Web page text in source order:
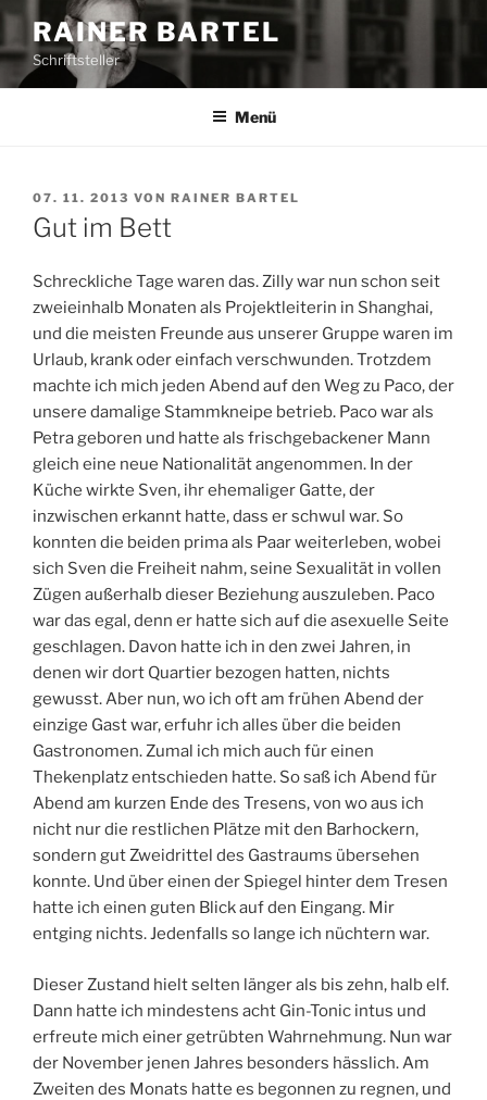
Z
m
I
RAINER BARTEL
Schriftsteller
Menü
V
E
R
F
E
N
T
I
C
H
A
M
07. 11. 2013 VON RAINER BARTEL
Gut im Bett
Schreckliche Tage waren das. Zilly war nun schon seit
zweieinhalb Monaten als Projektleiterin in Shanghai,
und die meisten Freunde aus unserer Gruppe waren im
Urlaub, krank oder einfach verschwunden. Trotzdem
machte ich mich jeden Abend auf den Weg zu Paco, der
unsere damalige Stammkneipe betrieb. Paco war als
Petra geboren und hatte als frischgebackener Mann
gleich eine neue Nationalität angenommen. In der
Küche wirkte Sven, ihr ehemaliger Gatte, der
inzwischen erkannt hatte, dass er schwul war. So
konnten die beiden prima als Paar weiterleben, wobei
sich Sven die Freiheit nahm, seine Sexualität in vollen
Zügen außerhalb dieser Beziehung auszuleben. Paco
war das egal, denn er hatte sich auf die asexuelle Seite
geschlagen. Davon hatte ich in den zwei Jahren, in
denen wir dort Quartier bezogen hatten, nichts
gewusst. Aber nun, wo ich oft am frühen Abend der
einzige Gast war, erfuhr ich alles über die beiden
Gastronomen. Zumal ich mich auch für einen
Thekenplatz entschieden hatte. So saß ich Abend für
Abend am kurzen Ende des Tresens, von wo aus ich
nicht nur die restlichen Plätze mit den Barhockern,
sondern gut Zweidrittel des Gastraums übersehen
konnte. Und über einen der Spiegel hinter dem Tresen
hatte ich einen guten Blick auf den Eingang. Mir
entging nichts. Jedenfalls so lange ich nüchtern war.
Dieser Zustand hielt selten länger als bis zehn, halb elf.
Dann hatte ich mindestens acht Gin-Tonic intus und
erfreute mich einer getrübten Wahrnehmung. Nun war
der November jenen Jahres besonders hässlich. Am
Zweiten des Monats hatte es begonnen zu regnen, und